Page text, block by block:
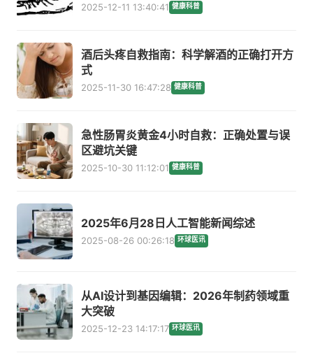
2025-12-11 13:40:41 健康科普
酒后头疼自救指南：科学解酒的正确打开方
式
2025-11-30 16:47:28 健康科普
急性肠胃炎黄金4小时自救：正确处置与误
区避坑关键
2025-10-30 11:12:01 健康科普
2025年6月28日人工智能新闻综述
2025-08-26 00:26:18 环球医讯
从AI设计到基因编辑：2026年制药领域重
大突破
2025-12-23 14:17:17 环球医讯